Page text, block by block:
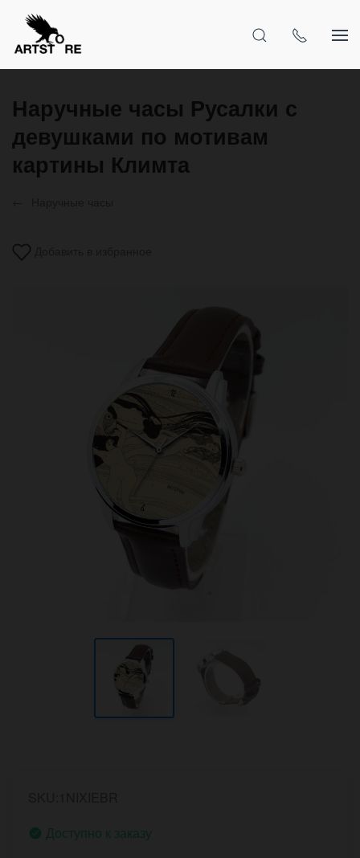
Наручные часы Русалки с
девушками по мотивам
картины Климта
Доступно к заказу